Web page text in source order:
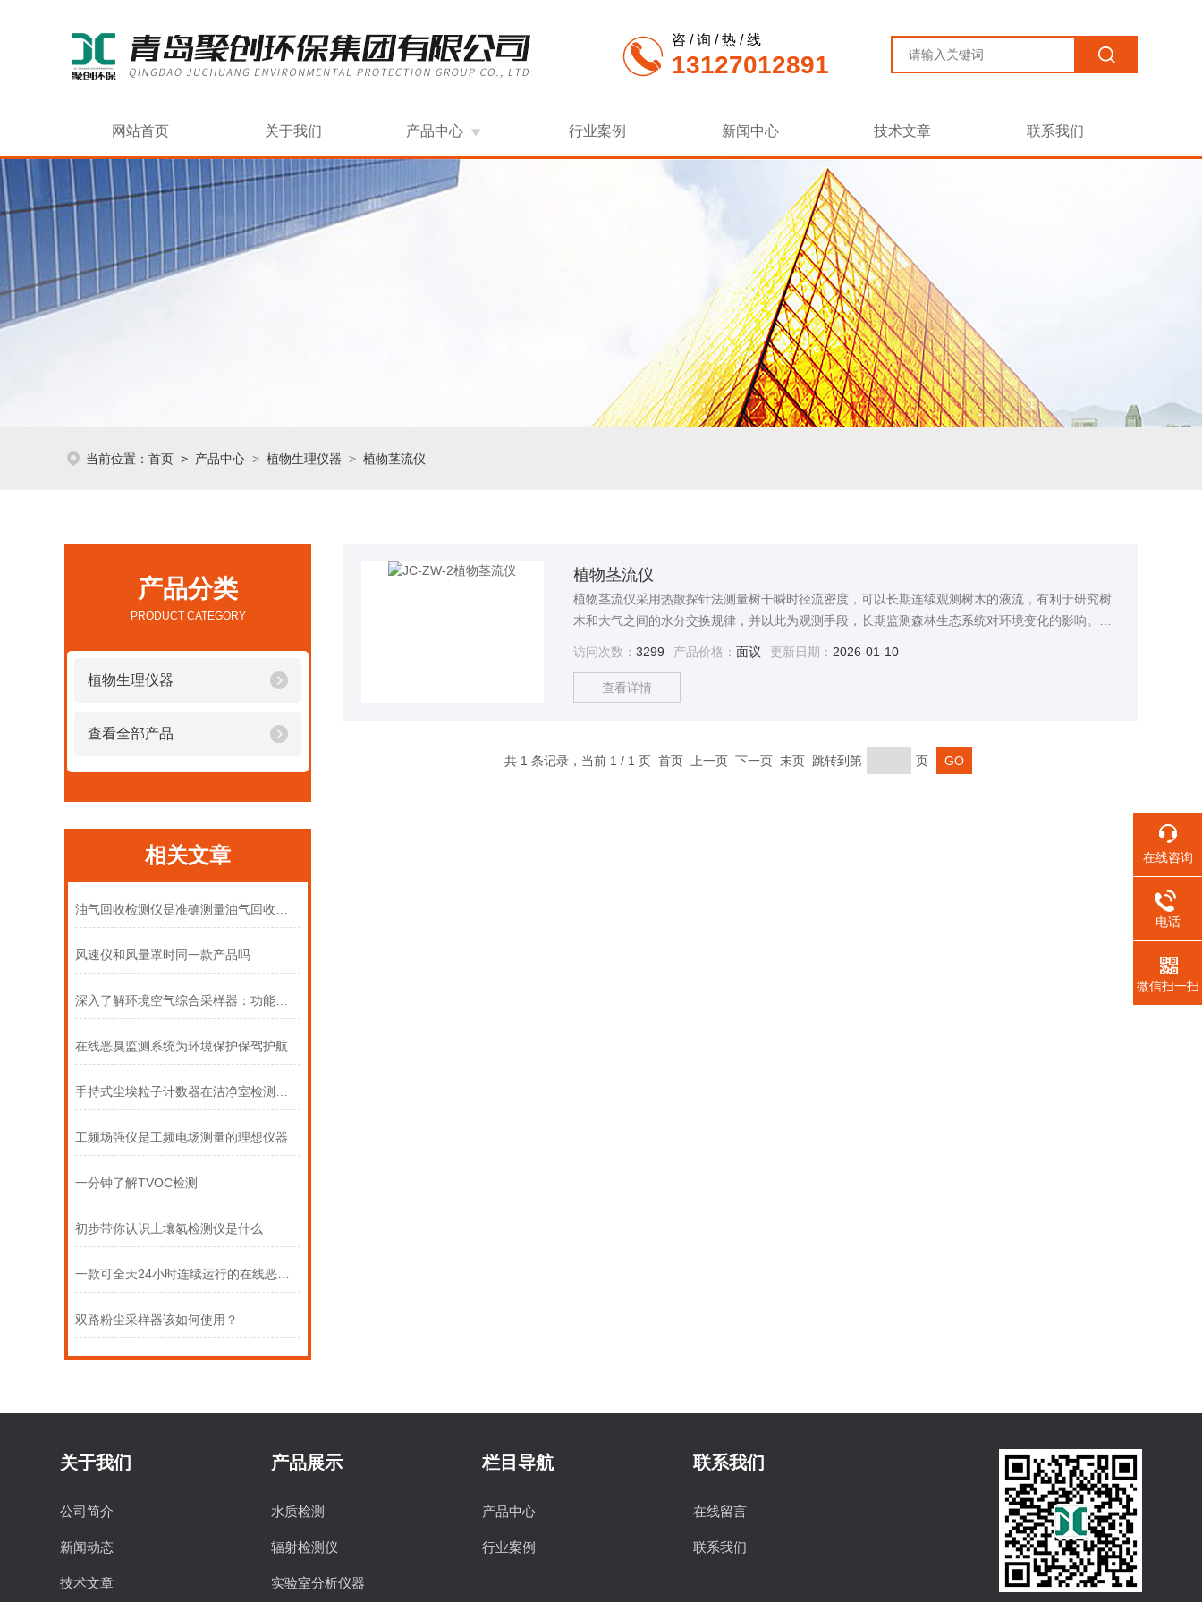
咨 / 询 / 热 / 线
13127012891
网站首页 关于我们 产品中心 行业案例 新闻中心 技术文章 联系我们
当前位置： 首页 > 产品中心 > 植物生理仪器 > 植物茎流仪
产品分类
PRODUCT CATEGORY
植物生理仪器
查看全部产品
相关文章
风速仪和风量罩时同一款产品吗
在线恶臭监测系统为环境保护保驾护航
工频场强仪是工频电场测量的理想仪器
一分钟了解TVOC检测
初步带你认识土壤氡检测仪是什么
双路粉尘采样器该如何使用？
植物茎流仪
植物茎流仪采用热散探针法测量树干瞬时径流密度，可以长期连续观测树木的液流，有利于研究树
木和大气之间的水分交换规律，并以此为观测手段，长期监测森林生态系统对环境变化的影响。对
访问次数：3299 产品价格：面议 更新日期： 2026-01-10
查看详情
共 1 条记录，当前 1 / 1 页 首页 上一页 下一页 末页 跳转到第 页
关于我们
公司简介
新闻动态
技术文章
产品展示
水质检测
辐射检测仪
实验室分析仪器
栏目导航
产品中心
行业案例
联系我们
在线留言
联系我们
在线咨询
电话
微信扫一扫